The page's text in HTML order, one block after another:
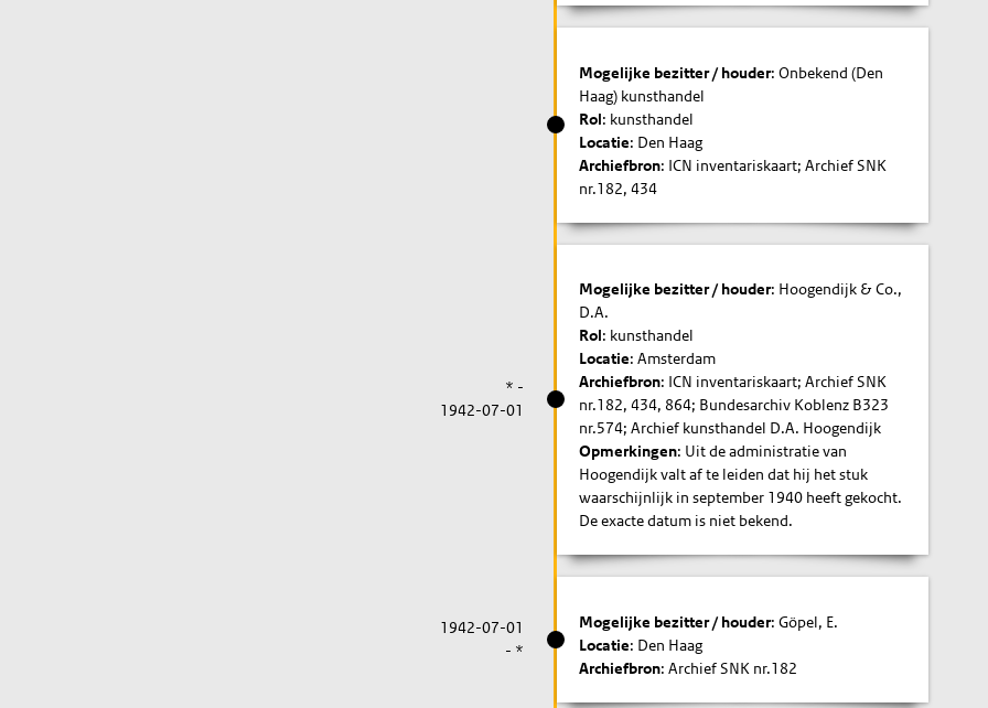
Mogelijke bezitter / houder: Onbekend (Den
Haag) kunsthandel
Rol: kunsthandel
Locatie: Den Haag
Archiefbron: ICN inventariskaart; Archief SNK
nr.182, 434
* -
1942-07-01
Mogelijke bezitter / houder: Hoogendijk & Co.,
D.A.
Rol: kunsthandel
Locatie: Amsterdam
Archiefbron: ICN inventariskaart; Archief SNK
nr.182, 434, 864; Bundesarchiv Koblenz B323
nr.574; Archief kunsthandel D.A. Hoogendijk
Opmerkingen: Uit de administratie van
Hoogendijk valt af te leiden dat hij het stuk
waarschijnlijk in september 1940 heeft gekocht.
De exacte datum is niet bekend.
1942-07-01
- *
Mogelijke bezitter / houder: Göpel, E.
Locatie: Den Haag
Archiefbron: Archief SNK nr.182